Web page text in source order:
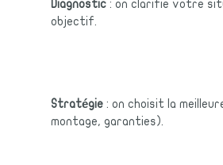
Diagnostic : on clarifie votre
objectif.
Stratégie : on choisit la
montage, garanties).